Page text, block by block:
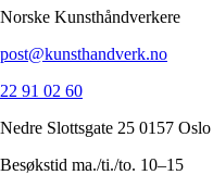
Norske Kunsthåndverkere
post@kunsthandverk.no
22 91 02 60
Nedre Slottsgate 25 0157 Oslo
Besøkstid ma./ti./to. 10–15